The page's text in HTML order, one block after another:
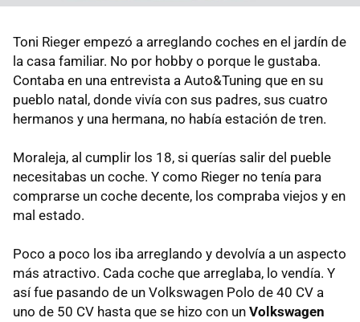
Toni Rieger empezó a arreglando coches en el jardín de
la casa familiar. No por hobby o porque le gustaba.
Contaba en una entrevista a Auto&Tuning que en su
pueblo natal, donde vivía con sus padres, sus cuatro
hermanos y una hermana, no había estación de tren.
Moraleja, al cumplir los 18, si querías salir del pueble
necesitabas un coche. Y como Rieger no tenía para
comprarse un coche decente, los compraba viejos y en
mal estado.
Poco a poco los iba arreglando y devolvía a un aspecto
más atractivo. Cada coche que arreglaba, lo vendía. Y
así fue pasando de un Volkswagen Polo de 40 CV a
uno de 50 CV hasta que se hizo con un Volkswagen